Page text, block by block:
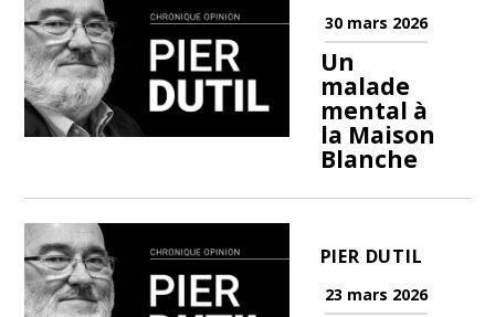
30 mars 2026
Un
malade
mental à
la Maison
Blanche
PIER DUTIL
23 mars 2026